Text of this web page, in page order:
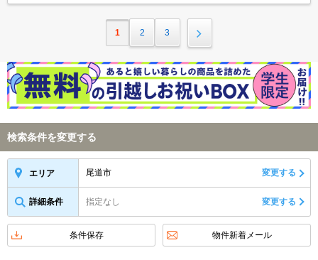
1 2 3
検索条件を変更する
エリア 尾道市 変更する
詳細条件 指定なし 変更する
条件保存 物件新着メール